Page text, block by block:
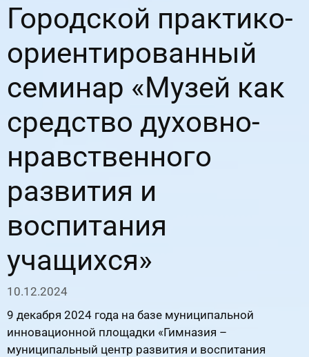
Городской практико-
ориентированный
семинар «Музей как
средство духовно-
нравственного
развития и
воспитания
учащихся»
10.12.2024
9 декабря 2024 года на базе муниципальной
инновационной площадки «Гимназия –
муниципальный центр развития и воспитания